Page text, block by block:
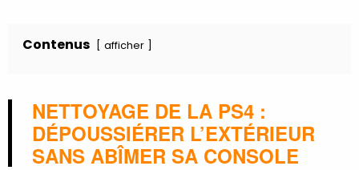
Contenus afficher
NETTOYAGE DE LA PS4 :
DÉPOUSSIÉRER L’EXTÉRIEUR
SANS ABÎMER SA CONSOLE